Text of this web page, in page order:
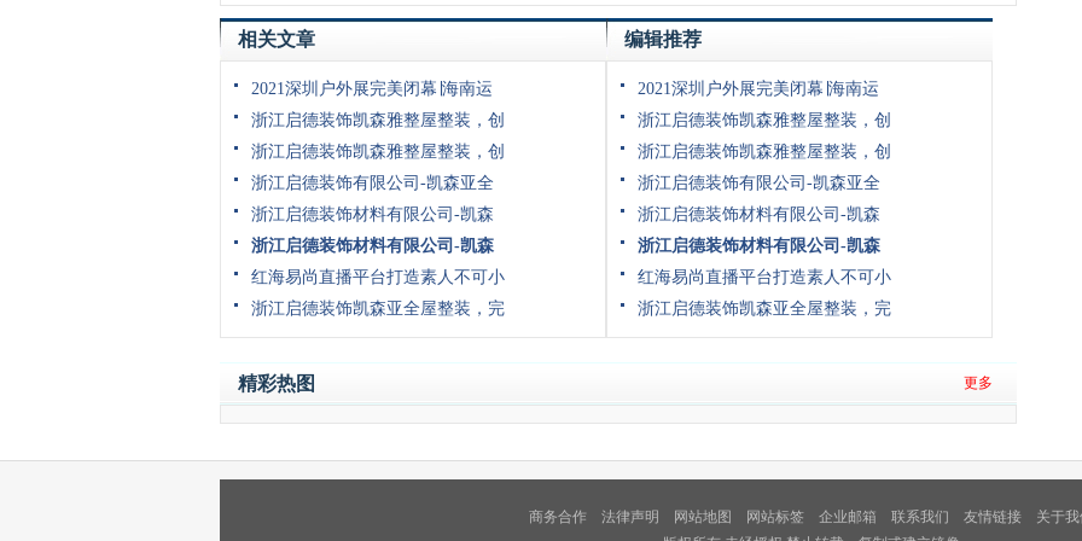
相关文章
2021深圳户外展完美闭幕∣海南运
浙江启德装饰凯森雅整屋整装，创
浙江启德装饰凯森雅整屋整装，创
浙江启德装饰有限公司-凯森亚全
浙江启德装饰材料有限公司-凯森
浙江启德装饰材料有限公司-凯森
红海易尚直播平台打造素人不可小
浙江启德装饰凯森亚全屋整装，完
编辑推荐
2021深圳户外展完美闭幕∣海南运
浙江启德装饰凯森雅整屋整装，创
浙江启德装饰凯森雅整屋整装，创
浙江启德装饰有限公司-凯森亚全
浙江启德装饰材料有限公司-凯森
浙江启德装饰材料有限公司-凯森
红海易尚直播平台打造素人不可小
浙江启德装饰凯森亚全屋整装，完
更多
精彩热图
商务合作 法律声明 网站地图 网站标签 企业邮箱 联系我们 友情链接
关于